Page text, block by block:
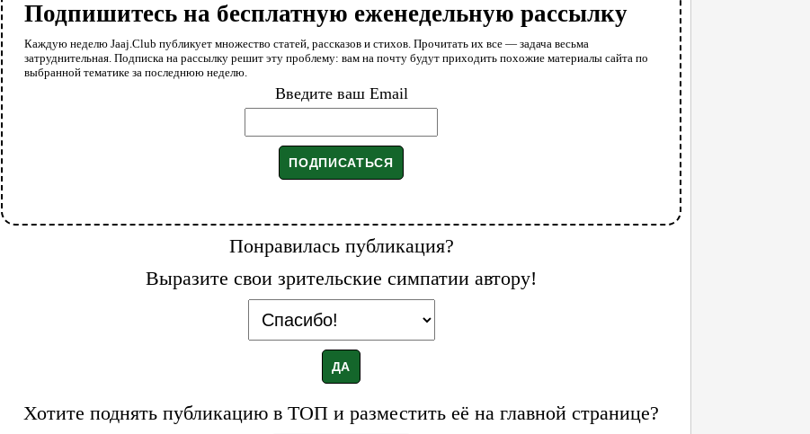
Подпишитесь на бесплатную еженедельную рассылку
Каждую неделю Jaaj.Club публикует множество статей, рассказов и стихов. Прочитать их все — задача весьма
затруднительная. Подписка на рассылку решит эту проблему: вам на почту будут приходить похожие материалы сайта по
выбранной тематике за последнюю неделю.
Введите ваш Email
Понравилась публикация?
Выразите свои зрительские симпатии автору!
Хотите поднять публикацию в ТОП и разместить её на главной странице?